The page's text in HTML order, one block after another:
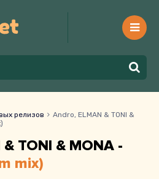
релизов
Andro, ELMAN & TONI &
TONI & MONA -
mix)